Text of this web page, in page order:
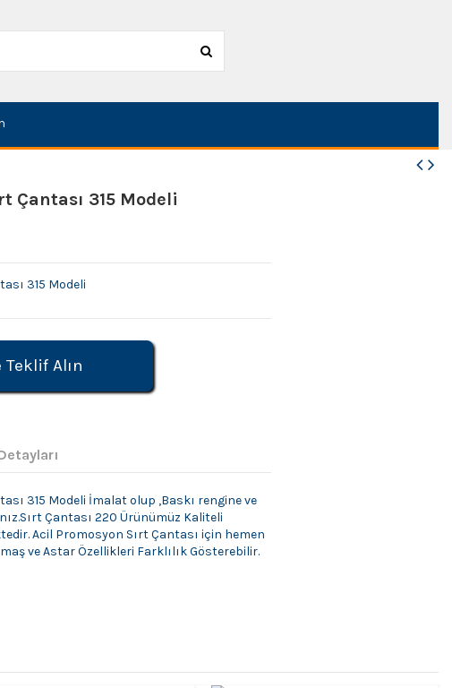
Çantası 315 Modeli
315 Modeli
Alın
315 Modeli İmalat olup ,Baskı rengine ve
Çantası 220 Ürünümüz Kaliteli
Acil Promosyon Sırt Çantası için hemen
ve Astar Özellikleri Farklılık Gösterebilir.